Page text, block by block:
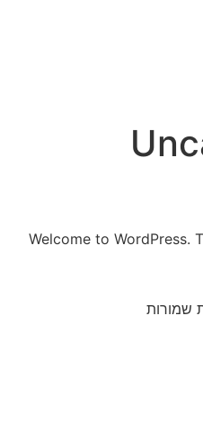
Welcome to WordPress.
שמורות